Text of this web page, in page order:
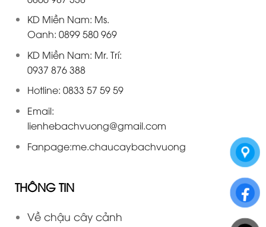
KD Miền Nam: Ms.
Oanh: 0899 580 969
KD Miền Nam: Mr. Trí:
0937 876 388
Hotline: 0833 57 59 59
Email:
lienhebachvuong@gmail.com
Fanpage:me.chaucaybachvuong
THÔNG TIN
Về chậu cây cảnh